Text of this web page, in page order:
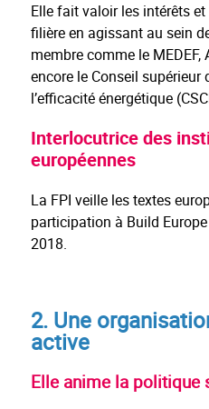
Elle fait valoir les intérêts
filière en agissant au sein
membre comme le
encore le Conseil
l’efficacité énergétique
Interlocutrice des
européennes
La FPI veille les textes
participation à Build
2018.
2. Une
active
Elle anime la politique